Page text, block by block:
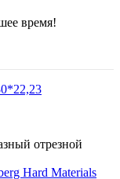
время!
отрезной